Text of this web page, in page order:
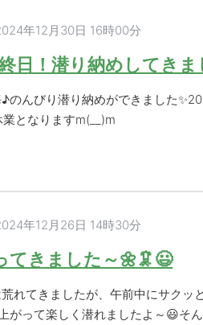
年12月30日 16時00分
日！潜り納めしてきま
のんびり潜り納めができました
となりますm(__)m
年12月26日 14時30分
てきました～🌼🦑😃
れてきましたが、午前中にサクッ
がって楽しく潜れましたよ～😃そ